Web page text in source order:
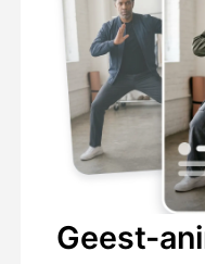
Geest-